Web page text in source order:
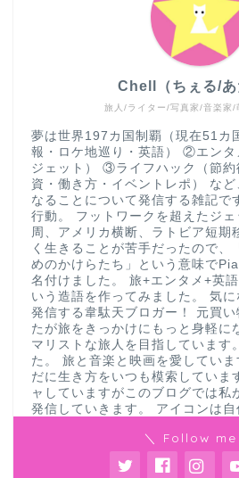
旅人/ライター/写真家/音楽家/
Chell（ちぇる/あ
夢は世界197カ国制覇（現在51
報・ロケ地巡り・英語） ②エンタ
ジェット） ③ライフハック（節約
資・働き方・イベントレポ） な
なることについて発信する雑記で
行動。 フットワークを超えたジ
周、アメリカ横断、ラトビア短期
く生きることが苦手だったので、
めのかけらたち」という意味で
名付けました。 旅+エンタメ+英
いう造語を作ってみました。 気に
発信する韋駄天ブロガー！ 元買
たが旅をきっかけにもっと身軽に
マリストな旅人を目指しています
た。 旅と音楽と映画を愛してい
だに生き方をいつも模索していま
ャしていますがこのブログでは私
発信していきます。 アイコンは自
＼ Follow me